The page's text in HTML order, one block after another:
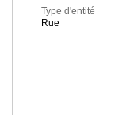
Type d'entité
Rue